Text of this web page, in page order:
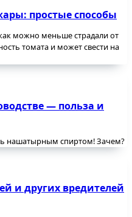
простые способы
можно меньше страдали от
томата и может свести на
— польза и
нашатырным спиртом! Зачем?
и других вредителей